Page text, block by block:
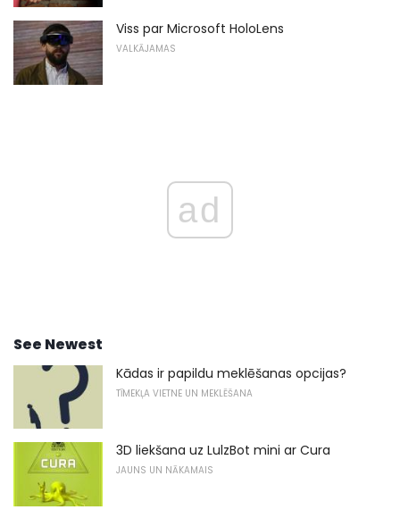
Viss par Microsoft HoloLens
VALKĀJAMAS
ad
See Newest
Kādas ir papildu meklēšanas opcijas?
TĪMEKĻA VIETNE UN MEKLĒŠANA
3D liekšana uz LulzBot mini ar Cura
JAUNS UN NĀKAMAIS